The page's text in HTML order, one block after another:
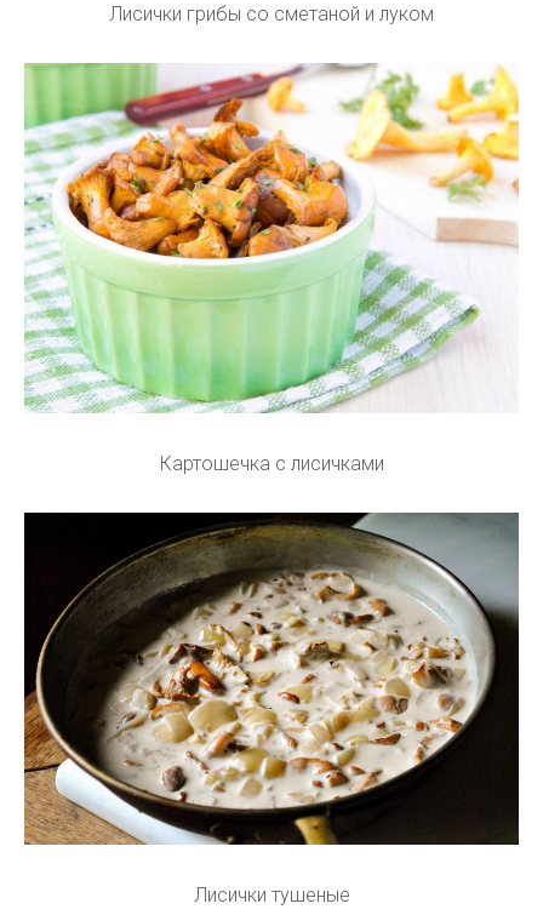
Лисички грибы со сметаной и луком
Картошечка с лисичками
Лисички тушеные